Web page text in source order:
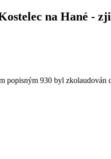
na Hané -
popisným 930 byl zkolaudován